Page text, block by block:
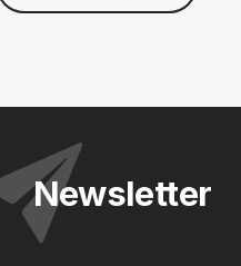
Newsletter